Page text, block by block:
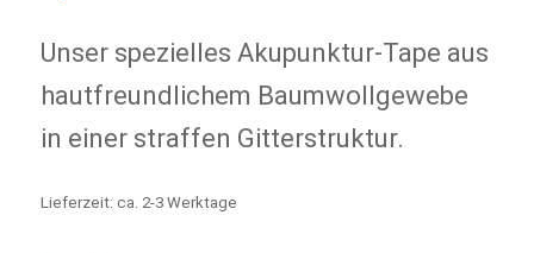
Unser spezielles Akupunktur-Tape aus
hautfreundlichem Baumwollgewebe
in einer straffen Gitterstruktur.
Lieferzeit: ca. 2-3 Werktage